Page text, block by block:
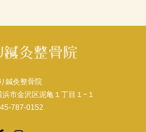
鍼灸整骨院
市金沢区泥亀１丁目１−１
787-0152